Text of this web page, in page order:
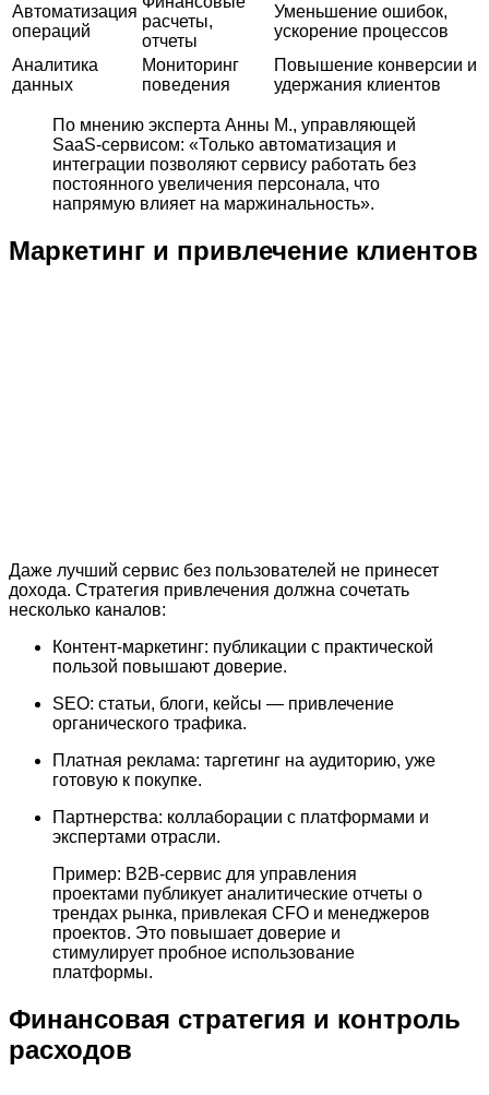
Автоматизация
операций
расчеты,
отчеты
Уменьшение ошибок,
ускорение процессов
Аналитика
данных
Мониторинг
поведения
Повышение конверсии и
удержания клиентов
По мнению эксперта Анны М., управляющей
SaaS-сервисом: «Только автоматизация и
интеграции позволяют сервису работать без
постоянного увеличения персонала, что
напрямую влияет на маржинальность».
Маркетинг и привлечение клиентов
Даже лучший сервис без пользователей не принесет
дохода. Стратегия привлечения должна сочетать
несколько каналов:
Контент-маркетинг: публикации с практической
пользой повышают доверие.
SEO: статьи, блоги, кейсы — привлечение
органического трафика.
Платная реклама: таргетинг на аудиторию, уже
готовую к покупке.
Партнерства: коллаборации с платформами и
экспертами отрасли.
Пример: B2B-сервис для управления
проектами публикует аналитические отчеты о
трендах рынка, привлекая CFO и менеджеров
проектов. Это повышает доверие и
стимулирует пробное использование
платформы.
Финансовая стратегия и контроль
расходов